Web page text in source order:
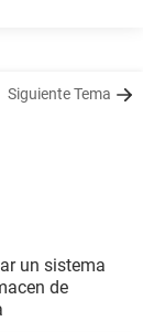
Siguiente Tema
un sistema
de